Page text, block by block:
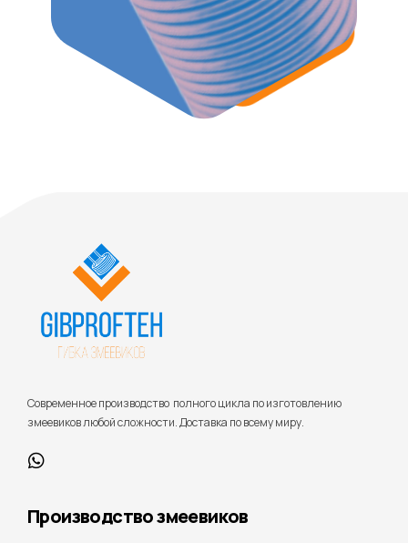
Cовременное производство полного цикла по изготовлению
змеевиков любой сложности. Доставка по всему миру.
Производство змеевиков